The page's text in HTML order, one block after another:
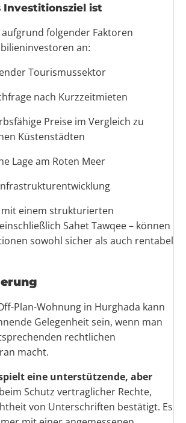
Investitionsziel ist
folgender Faktoren
an:
Tourismussektor
nach Kurzzeitmieten
Preise im Vergleich zu
Küstenstädten
Lage am Roten Meer
einem strukturierten
Sahet Tawqee – können
sowohl sicher als auch rentabel
Plan-Wohnung in Hurghada kann
Gelegenheit sein, wenn man
rechtlichen
macht.
eine unterstützende, aber
beim Schutz vertraglicher Rechte,
von Unterschriften bestätigt. Es